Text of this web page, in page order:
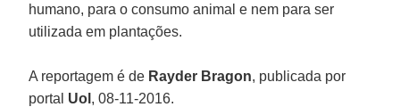
humano, para o consumo animal e nem para ser
utilizada em plantações.
A reportagem é de Rayder Bragon, publicada por
portal Uol , 08-11-2016.